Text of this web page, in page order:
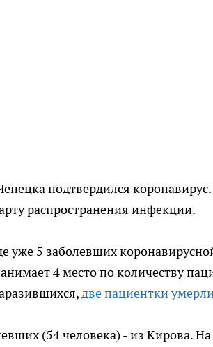
подтвердился
распространения инфекции.
уже 5 заболевших
4 место по количеству
две пациентки
(54 человека) - из Кирова.